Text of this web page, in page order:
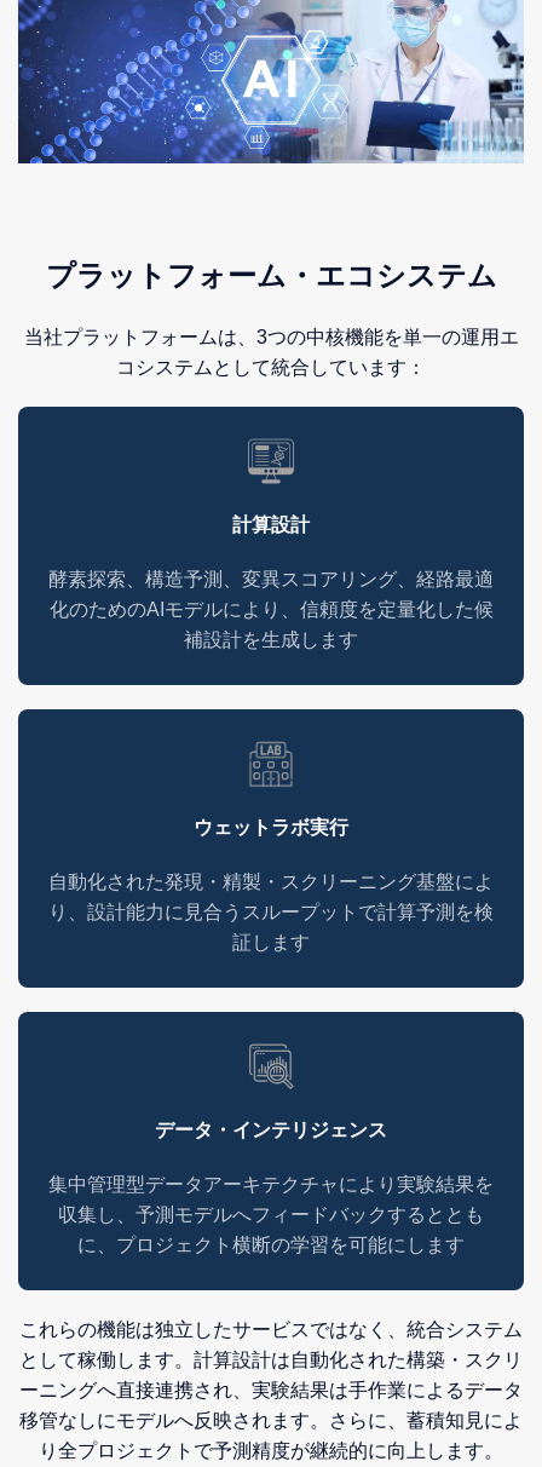
プラットフォーム・エコシステム
当社プラットフォームは、3つの中核機能を単一の運用エ
コシステムとして統合しています：
計算設計
酵素探索、構造予測、変異スコアリング、経路最適
化のためのAIモデルにより、信頼度を定量化した候
補設計を生成します
ウェットラボ実行
自動化された発現・精製・スクリーニング基盤によ
り、設計能力に見合うスループットで計算予測を検
証します
データ・インテリジェンス
集中管理型データアーキテクチャにより実験結果を
収集し、予測モデルへフィードバックするととも
に、プロジェクト横断の学習を可能にします
これらの機能は独立したサービスではなく、統合システム
として稼働します。計算設計は自動化された構築・スクリ
ーニングへ直接連携され、実験結果は手作業によるデータ
移管なしにモデルへ反映されます。さらに、蓄積知見によ
り全プロジェクトで予測精度が継続的に向上します。